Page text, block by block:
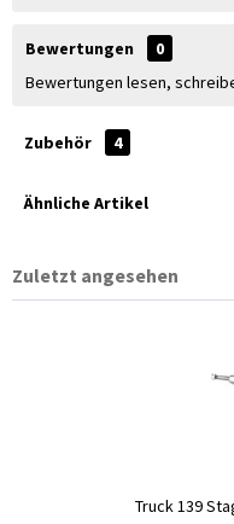
Bewertungen
0
Bewertungen lesen,
Zubehör 4
Ähnliche Artikel
Zuletzt angesehen
Truck 139